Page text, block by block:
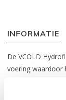
INFORMATIE
De VCOLD
voering waardoor
dragen tijdens